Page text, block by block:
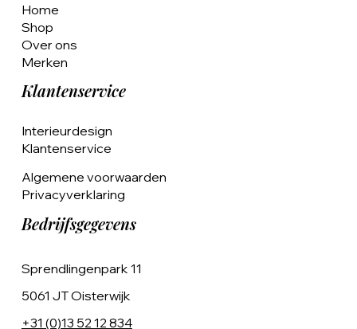
Home
Shop
Over ons
Merken
Klantenservice
Interieurdesign
Klantenservice
Algemene voorwaarden
Privacyverklaring
Bedrijfsgegevens
Sprendlingenpark 11
5061 JT Oisterwijk
+31 (0)13 52 12 834